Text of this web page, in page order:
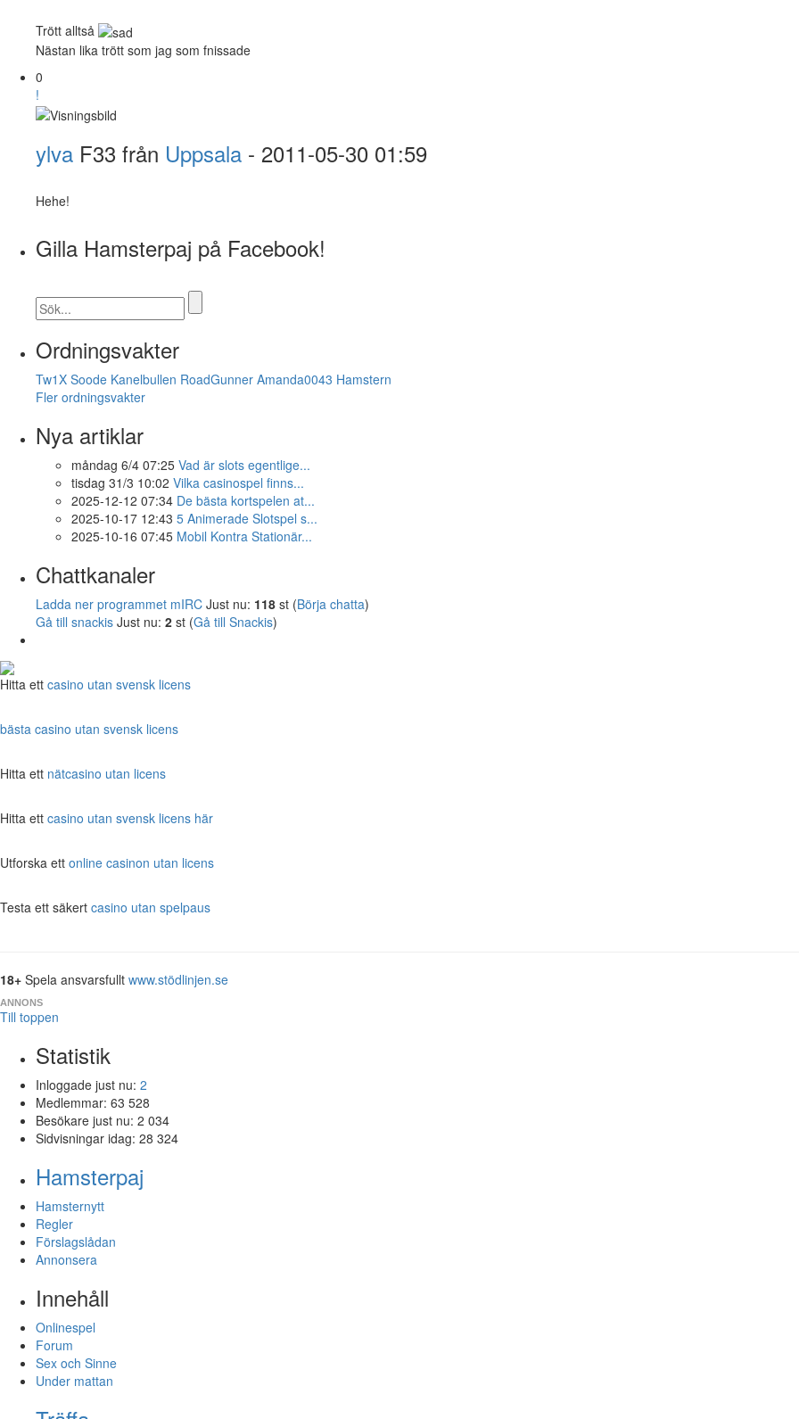
Trött alltså
Nästan lika trött som jag som fnissade
0
!
ylva F33 från Uppsala - 2011-05-30 01:59
Hehe!
Gilla Hamsterpaj på Facebook!
Ordningsvakter
Tw1X Soode Kanelbullen RoadGunner Amanda0043 Hamstern
Fler ordningsvakter
Nya artiklar
måndag 6/4 07:25 Vad är slots egentlige...
tisdag 31/3 10:02 Vilka casinospel finns...
2025-12-12 07:34 De bästa kortspelen at...
2025-10-17 12:43 5 Animerade Slotspel s...
2025-10-16 07:45 Mobil Kontra Stationär...
Chattkanaler
Ladda ner programmet mIRC Just nu: 118 st (Börja chatta)
Gå till snackis Just nu: 2 st (Gå till Snackis)
Hitta ett casino utan svensk licens
bästa casino utan svensk licens
Hitta ett nätcasino utan licens
Hitta ett casino utan svensk licens här
Utforska ett online casinon utan licens
Testa ett säkert casino utan spelpaus
18+ Spela ansvarsfullt www.stödlinjen.se
ANNONS
Till toppen
Statistik
Inloggade just nu: 2
Medlemmar: 63 528
Besökare just nu: 2 034
Sidvisningar idag: 28 324
Hamsterpaj
Hamsternytt
Regler
Förslagslådan
Annonsera
Innehåll
Onlinespel
Forum
Sex och Sinne
Under mattan